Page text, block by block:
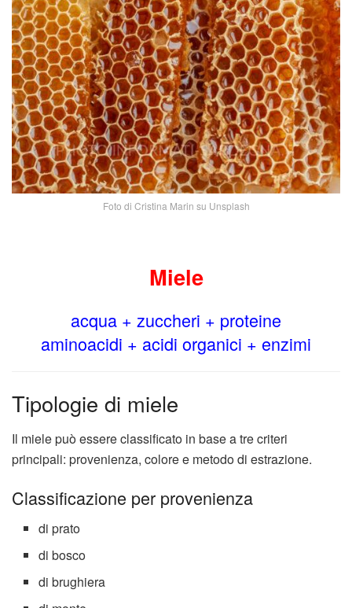
Foto di Cristina Marin su Unsplash
Miele
acqua + zuccheri + proteine
aminoacidi + acidi organici + enzimi
Tipologie di miele
Il miele può essere classificato in base a tre criteri
principali: provenienza, colore e metodo di estrazione.
Classificazione per provenienza
di prato
di bosco
di brughiera